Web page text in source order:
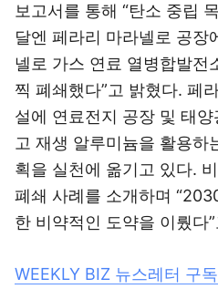
보고서를 통해 “탄소 중립
달엔 페라리 마라넬로 공장
넬로 가스 연료 열병합발전
찍 폐쇄했다”고 밝혔다. 페
설에 연료전지 공장 및 태
고 재생 알루미늄을 활용하
획을 실천에 옮기고 있다.
폐쇄 사례를 소개하며
한 비약적인 도약을 이뤘다
WEEKLY BIZ 뉴스레터 구